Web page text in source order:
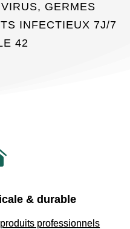
GERMES
INFECTIEUX 7J/7
42
& durable
professionnels